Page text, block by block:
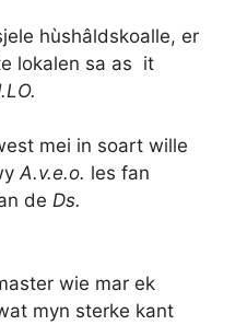
hùshâldskoalle, er
lokalen sa as it
mei in soart wille
A.v.e.o. les fan
de Ds.
wie mar ek
myn sterke kant